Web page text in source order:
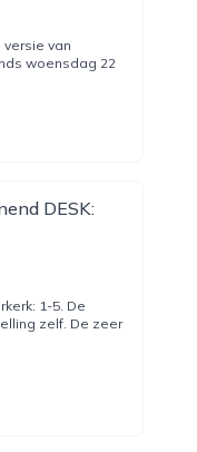
van
woensdag 22
DESK:
1-5. De
zelf. De zeer